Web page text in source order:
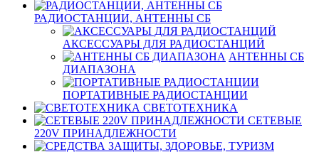
РАДИОСТАНЦИИ, АНТЕННЫ CБ
АКСЕССУАРЫ ДЛЯ РАДИОСТАНЦИЙ
АНТЕННЫ CБ
ДИАПАЗОНА
ПОРТАТИВНЫЕ РАДИОСТАНЦИИ
СВЕТОТЕХНИКА
СЕТЕВЫЕ
220V ПРИНАДЛЕЖНОСТИ